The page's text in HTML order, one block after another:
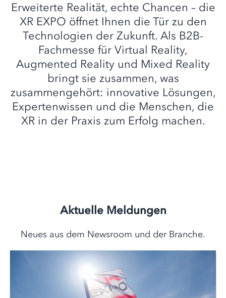
Erweiterte Realität, echte Chancen – die
XR EXPO öffnet Ihnen die Tür zu den
Technologien der Zukunft. Als B2B-
Fachmesse für Virtual Reality,
Augmented Reality und Mixed Reality
bringt sie zusammen, was
zusammengehört: innovative Lösungen,
Expertenwissen und die Menschen, die
XR in der Praxis zum Erfolg machen.
Aktuelle Meldungen
Neues aus dem Newsroom und der Branche.